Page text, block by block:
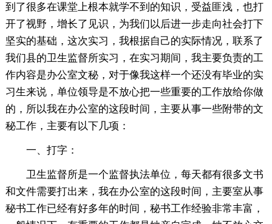
到了很多在课堂上根本就学不到的知识，受益匪浅，也打
开了视野，增长了见识，为我们以后进一步走向社会打下
坚实的基础，这次实习，我根据自己的实际情况，联系了
我们县的卫生监督所实习，在实习期间，我主要负责的工
作内容是办公室文秘，对于像我这样一个还没有毕业的实
习生来说，单位领导是不放心把一些重要的工作放给你做
的，所以我在办公室的这段时间，主要从事一些附带的文
秘工作，主要有以下几项：
一、打字：
卫生监督所是一个监督执法单位，每天都有很多文书
和文件需要打出来，我在办公室的这段时间，主要室从事
秘书工作已经有好多年的时间，秘书工作经验非常丰富，